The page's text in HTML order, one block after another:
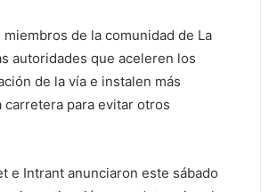
de la comunidad de La
autoridades que aceleren los
de la vía e instalen más
carretera para evitar otros
e Intrant anunciaron este sábado